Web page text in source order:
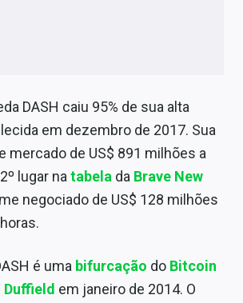
DASH caiu 95% de sua alta
em dezembro de 2017. Sua
mercado de US$ 891 milhões a
lugar natabela da Brave New
negociado de US$ 128 milhões
é uma bifurcação do Bitcoin
Duffield em janeiro de 2014. O